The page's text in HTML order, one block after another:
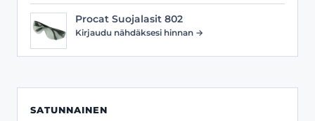
Procat Suojalasit 802
Kirjaudu nähdäksesi hinnan →
SATUNNAINEN